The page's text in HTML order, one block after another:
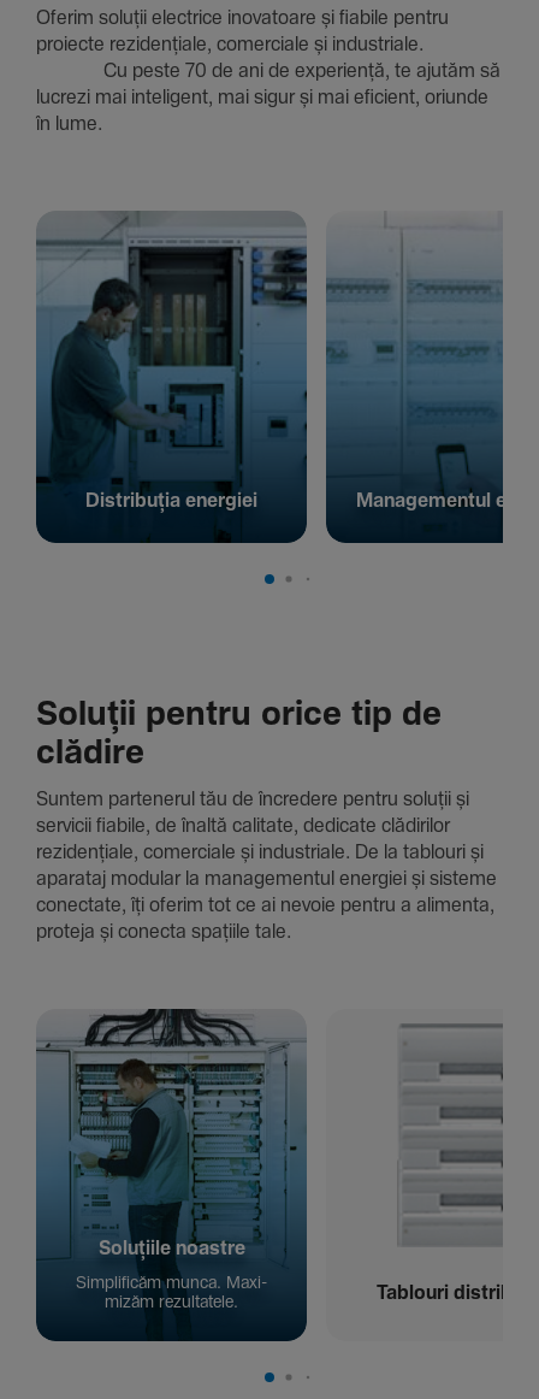
Oferim soluții electrice inova­toare și fiabile pentru
proiecte rezi­den­țiale, comer­ciale și indus­triale.
Cu peste 70 de ani de expe­riență, te ajutăm să
lucrezi mai inte­li­gent, mai sigur și mai eficient, oriunde
în lume.
Distribuția energiei Managementul
Soluții pentru orice tip de
clădire
Suntem parte­nerul tău de încre­dere pentru soluții și
servicii fiabile, de înaltă cali­tate, dedi­cate clădi­rilor
rezi­den­țiale, comer­ciale și indus­triale. De la tablouri și
aparataj modular la managementul energiei și sisteme
conec­tate, îți oferim tot ce ai nevoie pentru a alimenta,
proteja și conecta spațiile tale.
Solu­țiile noastre
Simpli­ficăm munca. Maxi­
mizăm rezul­ta­tele.
Tablouri